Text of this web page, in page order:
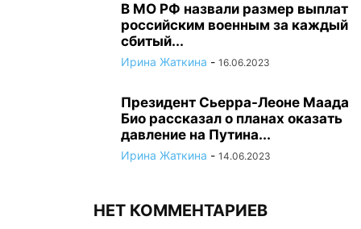
В МО РФ назвали размер выплат
российским военным за каждый
сбитый...
Ирина Жаткина - 16.06.2023
Президент Сьерра-Леоне Маада
Био рассказал о планах оказать
давление на Путина...
Ирина Жаткина - 14.06.2023
НЕТ КОММЕНТАРИЕВ